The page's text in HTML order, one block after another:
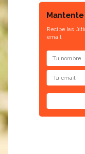
Recibe las
email.